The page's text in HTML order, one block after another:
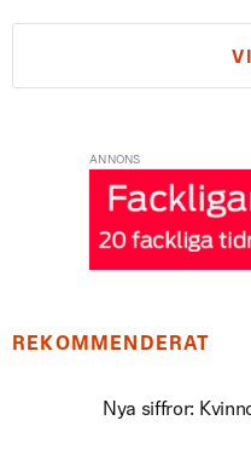
ANNONS
REKOMMENDERAT
Nya siffror: